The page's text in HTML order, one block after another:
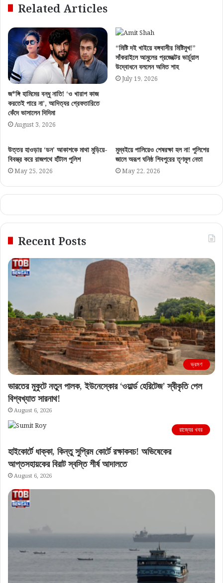
Related Articles
জ*ঙ্গি হামিমের বন্ধু নাতি! ‘ও খারাপ কাজ
করতেই পারে না’, আদিত্যর গ্রেফতারিতে
কেঁদে ভাসালেন দিদিমা
August 3, 2026
“মিষ্টি দই খাইয়ে বঙ্গবাসীর মিষ্টিমুখ!”
সাঁকরাইলে আমুলের প্রজেক্টের ভার্চুয়াল
উদ্বোধনে বললেন অমিত শাহ
July 19, 2026
উত্তর হাওড়ার ‘ডন’ আকাশকে মাথা মুড়িয়ে-
বিবস্ত্র করে রাজপথে হাঁটাল পুলিশ
May 25, 2026
মুম্বইয়ে পালিয়েও শেষরক্ষা হল না! পুলিশের
জালে অরূপ ঘনিষ্ঠ শিবপুরের তৃণমূল নেতা
May 22, 2026
Recent Posts
ভ্রমণ
ভারতের মুকুটে নতুন পালক, ইউনেস্কোর ‘ওয়ার্ল্ড হেরিটেজ’ স্বীকৃতি পেল
বিশ্বখ্যাত সারনাথ!
August 6, 2026
রাজ্যের খবর
হাইকোর্টে ধাক্কা, কিন্তু সুপ্রিম কোর্টে রক্ষাকবচ! অভিষেকের
আপ্তসহায়কের বিরাট স্বস্তি শীর্ষ আদালতে
August 6, 2026